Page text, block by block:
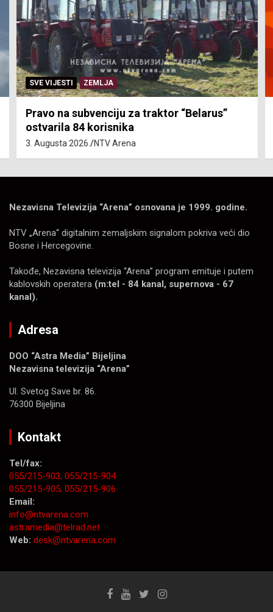
SVE VIJESTI ZEMLJA
Pravo na subvenciju za traktor “Belarus”
ostvarila 84 korisnika
3. Augusta 2026. NTV Arena
Nezavisna Televizija “Arena” osnovana je 1999. godine.
NTV „Arena“ digitalnim zemaljskim signalom pokriva veći dio
Bosne i Hercegovine.
Takođe, Nezavisna televizija “Arena” program emituje i putem
kablovskih operatera (m:tel - 84 kanal, supernova - 67
kanal).
Adresa
DOO “Astra Media” Bijeljina
Nezavisna televizija “Arena”
Ul. Svetog Save br. 86.
76300 Bijeljina
Kontakt
Tel/fax:
055/215-903; 055/215-904
055/215-905; 055/215-906
Email:
info@ntvarena.com
astramedia@telrad.net
Web: desk@ntvarena.com